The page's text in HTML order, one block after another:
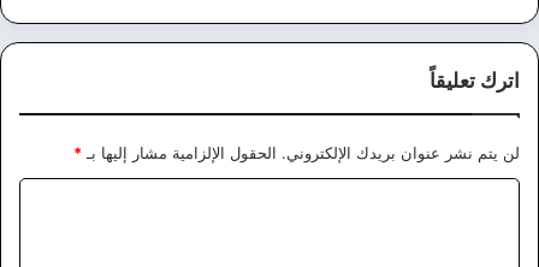
اترك تعليقاً
لن يتم نشر عنوان بريدك الإلكتروني. الحقول الإلزامية مشار إليها بـ*